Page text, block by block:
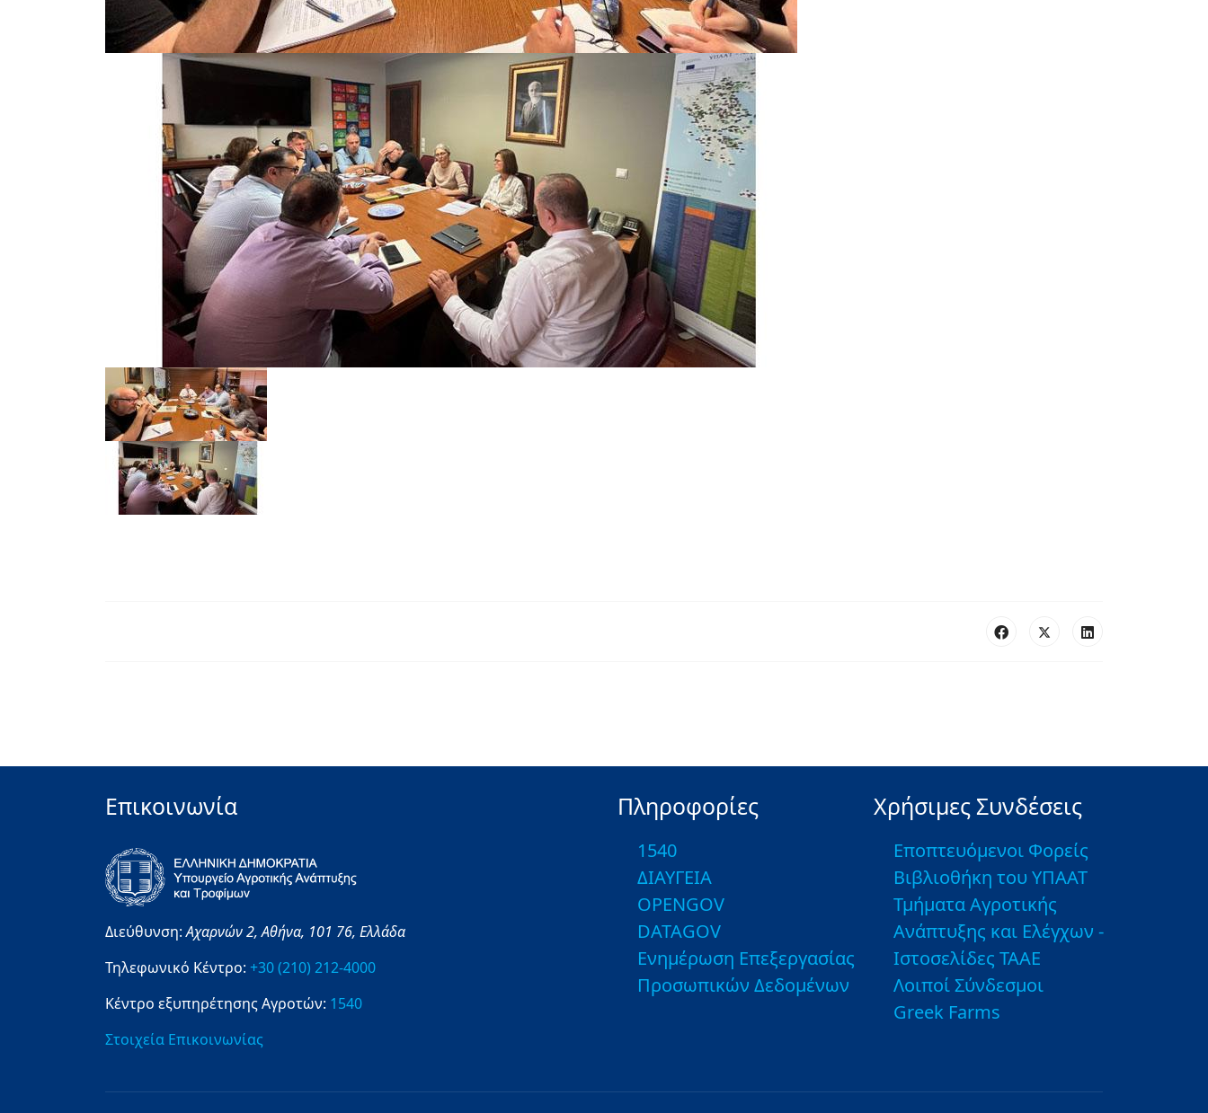
Επικοινωνία
Διεύθυνση:Αχαρνών 2,Αθήνα, 101 76, Ελλάδα
Τηλεφωνικό Κέντρο: +30 (210) 212-4000
Κέντρο εξυπηρέτησης Αγροτών: 1540
Στοιχεία Επικοινωνίας
Πληροφορίες
1540
ΔΙΑΥΓΕΙΑ
OPENGOV
DATAGOV
Ενημέρωση Επεξεργασίας
Προσωπικών Δεδομένων
Χρήσιμες Συνδέσεις
Εποπτευόμενοι Φορείς
Βιβλιοθήκη του ΥΠΑΑΤ
Τμήματα Αγροτικής
Ανάπτυξης και Ελέγχων -
Ιστοσελίδες ΤΑΑΕ
Λοιποί Σύνδεσμοι
Greek Farms